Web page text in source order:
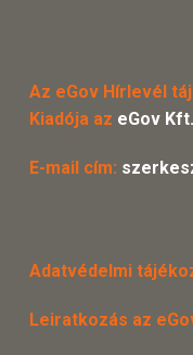
Az eGov Hírlevél
Kiadója az eGov Kft.
E-mail cím:
Adatvédelmi
Leiratkozás az